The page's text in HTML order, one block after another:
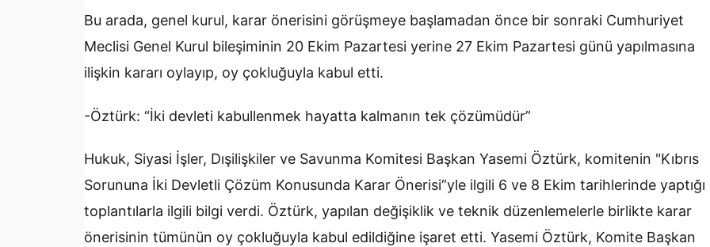
Bu arada, genel kurul, karar önerisini görüşmeye başlamadan önce bir sonraki Cumhuriyet
Meclisi Genel Kurul bileşiminin 20 Ekim Pazartesi yerine 27 Ekim Pazartesi günü yapılmasına
ilişkin kararı oylayıp, oy çokluğuyla kabul etti.
-Öztürk: “İki devleti kabullenmek hayatta kalmanın tek çözümüdür”
Hukuk, Siyasi İşler, Dışilişkiler ve Savunma Komitesi Başkan Yasemi Öztürk, komitenin "Kıbrıs
Sorununa İki Devletli Çözüm Konusunda Karar Önerisi”yle ilgili 6 ve 8 Ekim tarihlerinde yaptığı
toplantılarla ilgili bilgi verdi. Öztürk, yapılan değişiklik ve teknik düzenlemelerle birlikte karar
önerisinin tümünün oy çokluğuyla kabul edildiğine işaret etti. Yasemi Öztürk, Komite Başkan